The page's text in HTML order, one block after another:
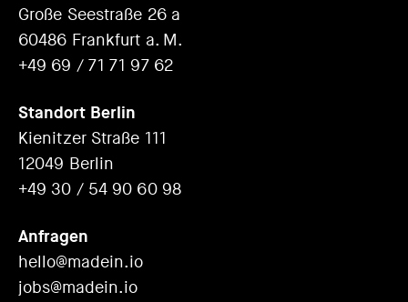
Große Seestraße 26 a
60486 Frankfurt a. M.
+49 69 / 71 71 97 62
Standort Berlin
Kienitzer Straße 111
12049 Berlin
+49 30 / 54 90 60 98
Anfragen
hello@madein.io
jobs@madein.io